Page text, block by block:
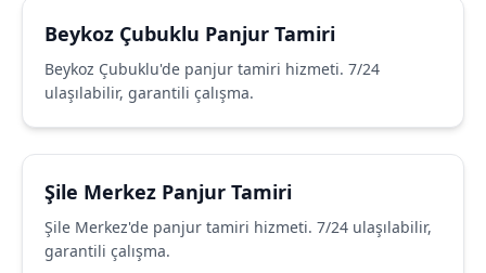
Beykoz Çubuklu Panjur Tamiri
Beykoz Çubuklu'de panjur tamiri hizmeti. 7/24
ulaşılabilir, garantili çalışma.
Şile Merkez Panjur Tamiri
Şile Merkez'de panjur tamiri hizmeti. 7/24 ulaşılabilir,
garantili çalışma.